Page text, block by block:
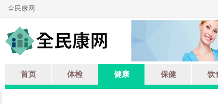
全民康网
首页 体检 健康 保健 饮